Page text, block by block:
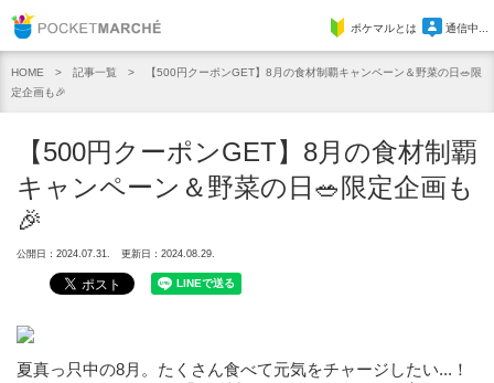
Pocket Marcheポケマルとは 通信中...
HOME 記事一覧
【500円クーポンGET】8月の食材制覇キャンペーン＆野菜の日🥗限
定企画も🎉
【500円クーポンGET】8月の食材制覇
キャンペーン＆野菜の日🥗限定企画も
🎉
公開日：2024.07.31. 更新日：2024.08.29.
夏真っ只中の8月。たくさん食べて元気をチャージしたい...！